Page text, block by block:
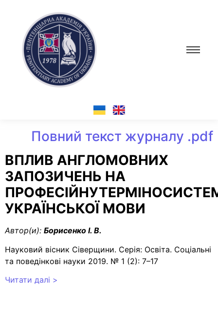
Повний текст журналу .pdf
ВПЛИВ АНГЛОМОВНИХ
ЗАПОЗИЧЕНЬ НА
УКРАЇНСЬКОЇ МОВИ
Автор(и): Борисенко І. В.
Науковий вісник Сіверщини. Серія: Освіта. Соціальні
та поведінкові науки 2019. № 1 (2): 7–17
Читати далі >